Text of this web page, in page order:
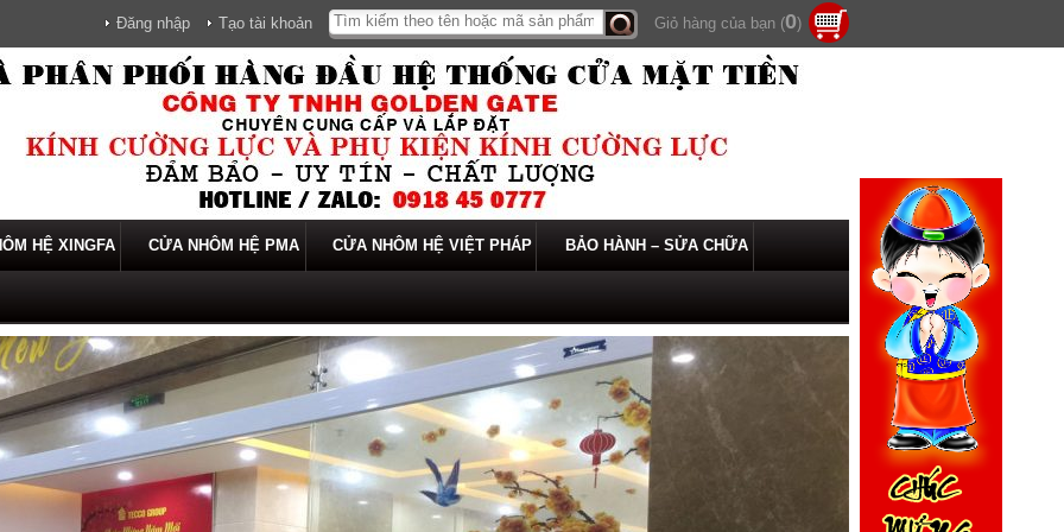
Đăng nhập
Tạo tài khoản
Tìm
Giỏ hàng của bạn (0)
HỆ XINGFA CỬA NHÔM HỆ PMA CỬA NHÔM HỆ VIỆT PHÁP BẢO HÀNH – SỬA CHỮA